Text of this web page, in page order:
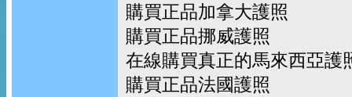
購買正品加拿大護照
購買正品挪威護照
在線購買真正的馬來西亞護
購買正品法國護照